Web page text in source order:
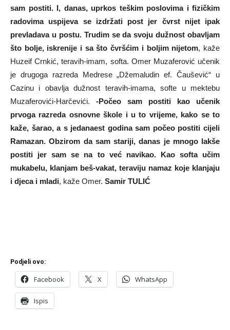
sam postiti. I, danas, uprkos teškim poslovima i fizičkim
radovima uspijeva se izdržati post jer čvrst nijet ipak
prevladava u postu. Trudim se da svoju dužnost obavljam
što bolje, iskrenije i sa što čvršćim i boljim nijetom, kaže
Huzeif Crnkić, teravih-imam, softa. Omer Muzaferović učenik
je drugoga razreda Medrese „Džemaludin ef. Čaušević“ u
Cazinu i obavlja dužnost teravih-imama, softe u mektebu
Muzaferovići-Harčevići. -Počeo sam postiti kao učenik
prvoga razreda osnovne škole i u to vrijeme, kako se to
kaže, šarao, a s jedanaest godina sam počeo postiti cijeli
Ramazan. Obzirom da sam stariji, danas je mnogo lakše
postiti jer sam se na to već navikao. Kao softa učim
mukabelu, klanjam beš-vakat, teraviju namaz koje klanjaju
i djeca i mladi, kaže Omer. Samir TULIĆ
Podjeli ovo:
Facebook X WhatsApp
Ispis